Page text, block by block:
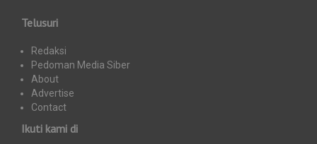
Telusuri
Redaksi
Pedoman Media Siber
About
Advertise
Contact
Ikuti kami di